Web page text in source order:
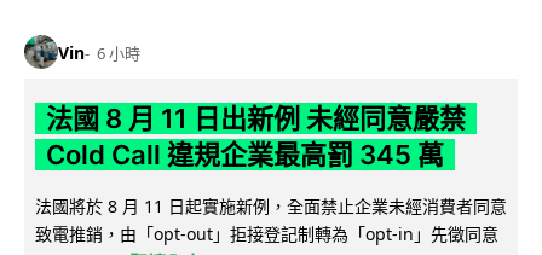
Vin 6 小時
法國 8 月 11 日出新例 未經同意嚴禁
Cold Call 違規企業最高罰 345 萬
法國將於 8 月 11 日起實施新例，全面禁止企業未經消費者同意
致電推銷，由「opt-out」拒接登記制轉為「opt-in」先徵同意